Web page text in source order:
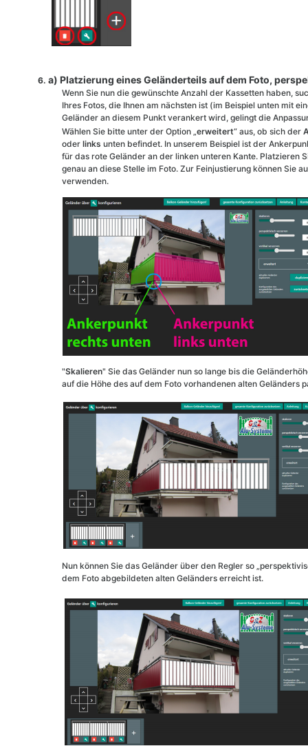
a) Platzierung eines Geländerteils auf dem Foto,
Wenn Sie nun die gewünschte Anzahl der Kassetten haben,
Ihres Fotos, die Ihnen am nächsten ist (im Beispiel unten mit
Geländer an diesem Punkt verankert wird, gelingt die
Wählen Sie bitte unter der Option „erweitert“ aus, ob sich der
oder links unten befindet. In unserem Beispiel ist der
für das rote Geländer an der linken unteren Kante. Platzieren
genau an diese Stelle im Foto. Zur Feinjustierung können Sie
verwenden.
"Skalieren" Sie das Geländer nun so lange bis die
auf die Höhe des auf dem Foto vorhandenen alten Geländers
Nun können Sie das Geländer über den Regler so
dem Foto abgebildeten alten Geländers erreicht ist.